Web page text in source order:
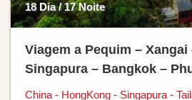
18 Dia / 17 Noite
Viagem a Pequim –
Singapura – Bangkok –
China - HongKong - Singapura -